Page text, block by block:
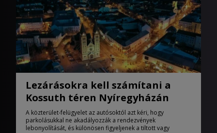
Lezárásokra kell számítani a
Kossuth téren Nyíregyházán
A közterület-felügyelet az autósoktól azt kéri, hogy
parkolásukkal ne akadályozzák a rendezvények
lebonyolítását, és különösen figyeljenek a tiltott vagy